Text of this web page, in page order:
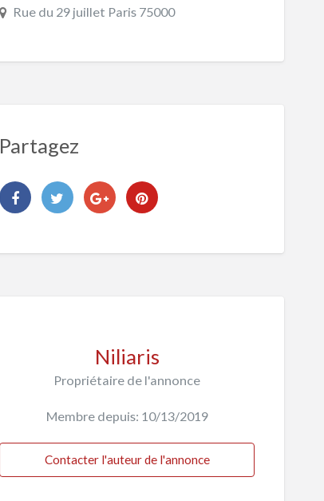
Rue du 29 juillet Paris 75000
Partagez
Niliaris
Propriétaire de l'annonce
Membre depuis: 10/13/2019
Contacter l'auteur de l'annonce